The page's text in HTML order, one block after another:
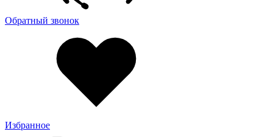
Обратный звонок
Избранное